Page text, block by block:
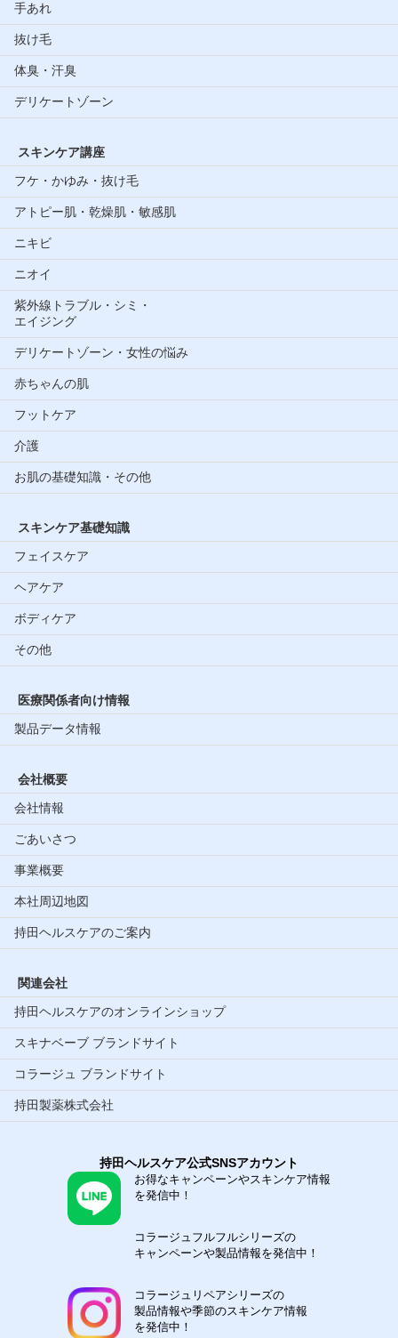
手あれ
抜け毛
体臭・汗臭
デリケートゾーン
スキンケア講座
フケ・かゆみ・抜け毛
アトピー肌・乾燥肌・敏感肌
ニキビ
ニオイ
紫外線トラブル・シミ・
エイジング
デリケートゾーン・女性の悩み
赤ちゃんの肌
フットケア
介護
お肌の基礎知識・その他
スキンケア基礎知識
フェイスケア
ヘアケア
ボディケア
その他
医療関係者向け情報
製品データ情報
会社概要
会社情報
ごあいさつ
事業概要
本社周辺地図
持田ヘルスケアのご案内
関連会社
持田ヘルスケアのオンラインショップ
スキナベーブ ブランドサイト
コラージュ ブランドサイト
持田製薬株式会社
持田ヘルスケア公式SNSアカウント
お得なキャンペーンやスキンケア情報
を発信中！
コラージュフルフルシリーズの
キャンペーンや製品情報を発信中！
コラージュリペアシリーズの
製品情報や季節のスキンケア情報
を発信中！